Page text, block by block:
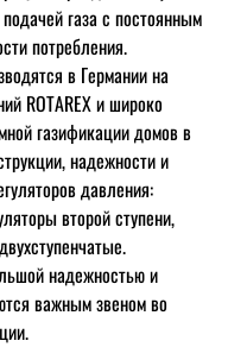
газа с постоянным
потребления.
в Германии на
ROTAREX и широко
газификации домов в
надежности и
давления:
второй ступени,
надежностью и
важным звеном во